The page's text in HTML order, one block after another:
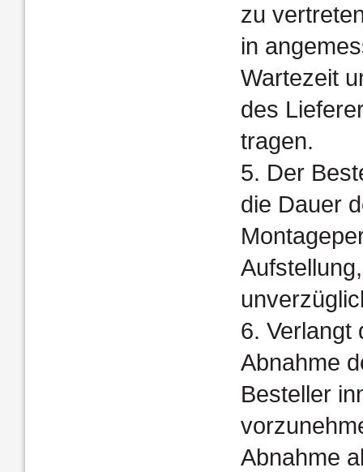
zu
in
Wartezeit
des
tragen.
5. Der
die Dauer
6. Verlangt
Abnahme
Besteller
Abnahme